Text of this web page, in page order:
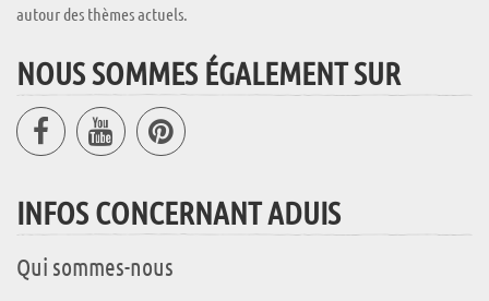
autour des thèmes actuels.
NOUS SOMMES ÉGALEMENT SUR
INFOS CONCERNANT ADUIS
Qui sommes-nous